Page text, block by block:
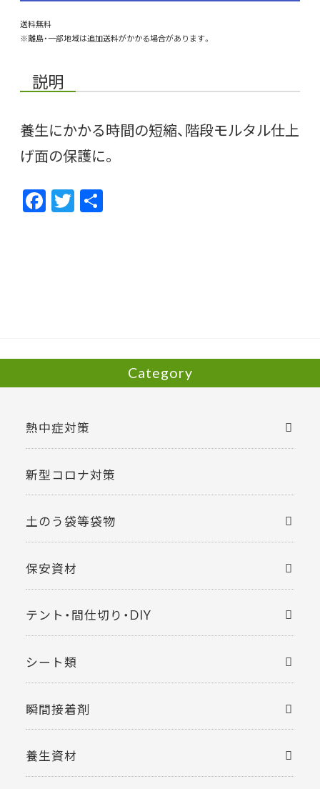
送料無料
※離島・一部地域は追加送料がかかる場合があります。
説明
養生にかかる時間の短縮、階段モルタル仕上
げ面の保護に。
F
ac
T
w
Category
熱中症対策
新型コロナ対策
土のう袋等袋物
保安資材
テント・間仕切り・DIY
シート類
瞬間接着剤
養生資材